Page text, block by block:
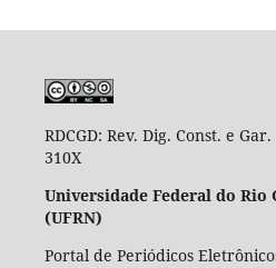
RDCGD: Rev. Dig. Const. e
310X
Universidade Federal do Rio
(UFRN)
Portal de Periódicos